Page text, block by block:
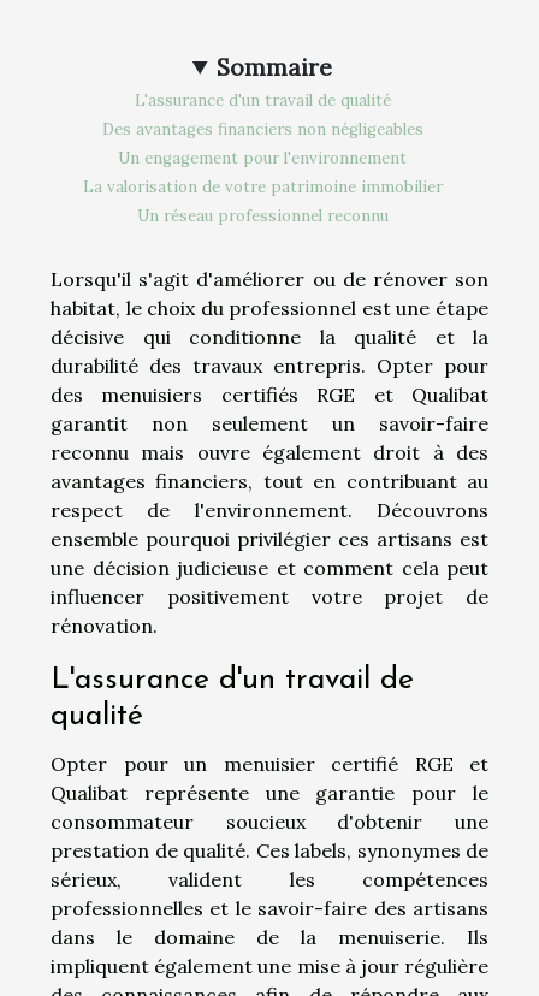
Sommaire
L'assurance d'un travail de qualité
Des avantages financiers non négligeables
Un engagement pour l'environnement
La valorisation de votre patrimoine immobilier
Un réseau professionnel reconnu
Lorsqu'il s'agit d'améliorer ou de rénover son
habitat, le choix du professionnel est une étape
décisive qui conditionne la qualité et la
durabilité des travaux entrepris. Opter pour
des menuisiers certifiés RGE et Qualibat
garantit non seulement un savoir-faire
reconnu mais ouvre également droit à des
avantages financiers, tout en contribuant au
respect de l'environnement. Découvrons
ensemble pourquoi privilégier ces artisans est
une décision judicieuse et comment cela peut
influencer positivement votre projet de
rénovation.
L'assurance d'un travail de
qualité
Opter pour un menuisier certifié RGE et
Qualibat représente une garantie pour le
consommateur soucieux d'obtenir une
prestation de qualité. Ces labels, synonymes de
sérieux, valident les compétences
professionnelles et le savoir-faire des artisans
dans le domaine de la menuiserie. Ils
impliquent également une mise à jour régulière